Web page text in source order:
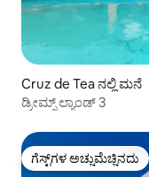
Cruz de Tea ನಲ್ಲಿ ಮನೆ
ಡ್ರೀಮ್ಸ್ ಲ್ಯಾಂಡ್ 3
ಗೆಸ್ಟ್‌ಗಳ ಅಚ್ಚುಮೆಚ್ಚಿನದು
ಗೆಸ್ಟ್‌ಗಳ ಅಚ್ಚುಮೆಚ್ಚಿನದು